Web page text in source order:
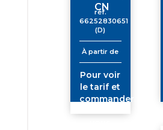
CN
réf.
66252830651
(D)
À partir de
Pour voir
le tarif et
commander